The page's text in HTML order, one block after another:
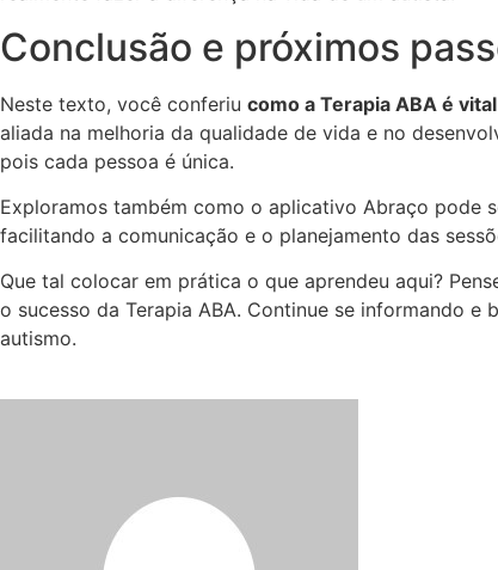
Conclusão e próximos
Neste texto, você conferiu como a Terapia ABA é
aliada na melhoria da qualidade de vida e no
pois cada pessoa é única.
Exploramos também como o aplicativo Abraço pode
facilitando a comunicação e o planejamento das
Que tal colocar em prática o que aprendeu aqui?
o sucesso da Terapia ABA. Continue se informando e
autismo.